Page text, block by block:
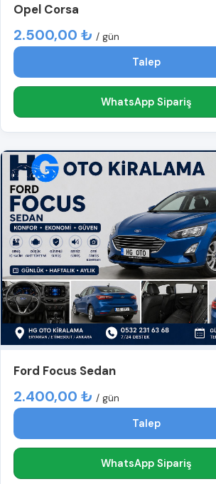
Opel Corsa
2.500,00 ₺ / gün
Talep
WhatsApp Sipariş
Ford Focus Sedan
2.400,00 ₺ / gün
Talep
WhatsApp Sipariş